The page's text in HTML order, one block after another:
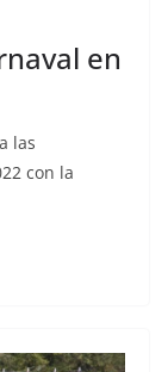
en
las
con la